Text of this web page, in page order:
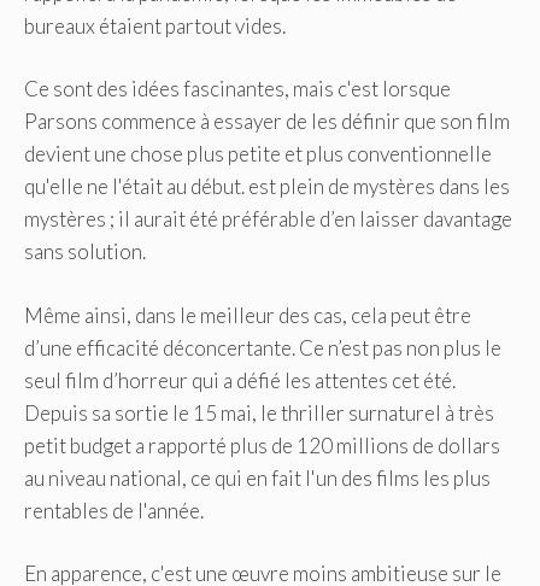
bureaux étaient partout vides.
Ce sont des idées fascinantes, mais c'est lorsque
Parsons commence à essayer de les définir que son film
devient une chose plus petite et plus conventionnelle
qu'elle ne l'était au début. est plein de mystères dans les
mystères ; il aurait été préférable d’en laisser davantage
sans solution.
Même ainsi, dans le meilleur des cas, cela peut être
d’une efficacité déconcertante. Ce n’est pas non plus le
seul film d’horreur qui a défié les attentes cet été.
Depuis sa sortie le 15 mai, le thriller surnaturel à très
petit budget a rapporté plus de 120 millions de dollars
au niveau national, ce qui en fait l'un des films les plus
rentables de l'année.
En apparence, c'est une œuvre moins ambitieuse sur le